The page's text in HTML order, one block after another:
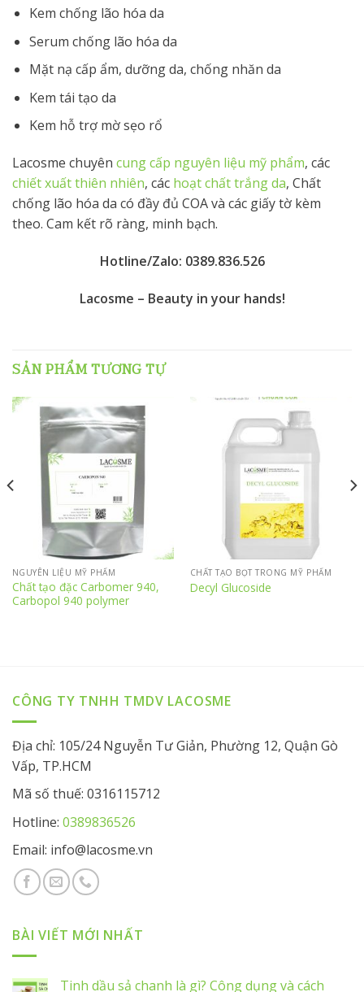
Kem chống lão hóa da
Serum chống lão hóa da
Mặt nạ cấp ẩm, dưỡng da, chống nhăn da
Kem tái tạo da
Kem hỗ trợ mờ sẹo rổ
Lacosme chuyên cung cấp nguyên liệu mỹ phẩm, các
chiết xuất thiên nhiên, các hoạt chất trắng da, Chất
chống lão hóa da có đầy đủ COA và các giấy tờ kèm
theo. Cam kết rõ ràng, minh bạch.
Hotline/Zalo: 0389.836.526
Lacosme – Beauty in your hands!
SẢN PHẨM TƯƠNG TỰ
NGUYÊN LIỆU MỸ PHẨM
Chất tạo đặc Carbomer 940,
Carbopol 940 polymer
CHẤT TẠO BỌT TRONG MỸ PHẨM
Decyl Glucoside
CÔNG TY TNHH TMDV LACOSME
Địa chỉ: 105/24 Nguyễn Tư Giản, Phường 12, Quận Gò
Vấp, TP.HCM
Mã số thuế: 0316115712
Hotline: 0389836526
Email: info@lacosme.vn
BÀI VIẾT MỚI NHẤT
Tinh dầu sả chanh là gì? Công dụng và cách